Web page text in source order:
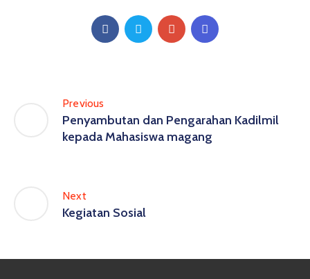
Previous
Penyambutan dan Pengarahan Kadilmil
kepada Mahasiswa magang
Next
Kegiatan Sosial